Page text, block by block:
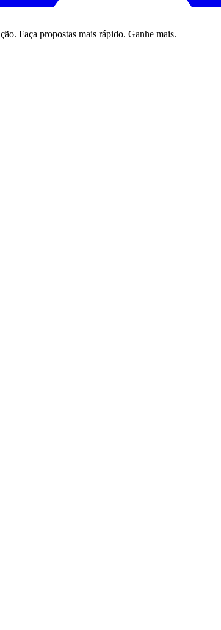
Faça propostas mais rápido. Ganhe mais.